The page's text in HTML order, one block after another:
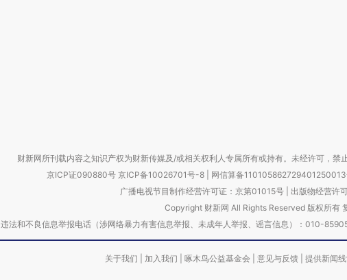
财新网所刊载内容之知识产权为财新传媒及/或相关权利人专属所有或持有。未经许可，禁
京ICP证090880号 京ICP备10026701号-8 网信算备
广播电视节目制作经营许可证：京第01015号| 出版物经营许
Copyright 财新网 All Rights Reserved 版权所有
违法和不良信息举报电话（涉网络暴力有害信息举报、未成年人举报、谣言信息）：010-
关于我们 加入我们 啄木鸟公益基金会 意见与反馈 提供新闻